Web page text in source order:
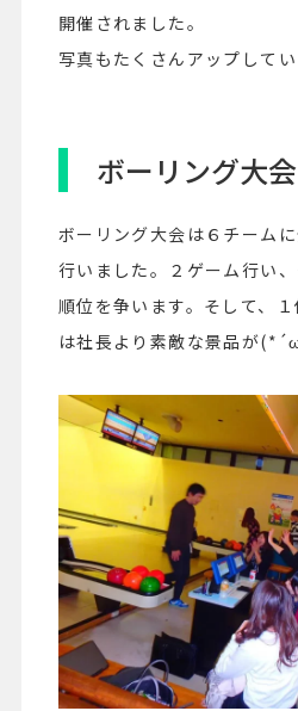
開催されました。
写真もたくさんアップして
ボーリング大会
ボーリング大会は６チーム
行いました。２ゲーム行い
順位を争います。そして、
は社長より素敵な景品が